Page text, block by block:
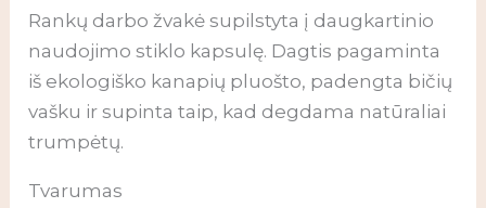
Rankų darbo žvakė supilstyta į daugkartinio
naudojimo stiklo kapsulę. Dagtis pagaminta
iš ekologiško kanapių pluošto, padengta bičių
vašku ir supinta taip, kad degdama natūraliai
trumpėtų.
Tvarumas